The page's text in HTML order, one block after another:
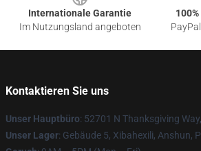
Internationale Garantie
Im Nutzungsland angeboten
Kontaktieren Sie uns
Unser Hauptbüro: 52701 N Thanksgiving
Unser Lager: Gebäude 5, Xibahexili, Anshun,